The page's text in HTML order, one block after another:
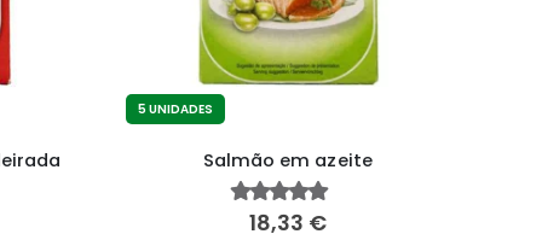
5 UNIDADES
Salmão em azeite
4.83fora de 5
18,33 €